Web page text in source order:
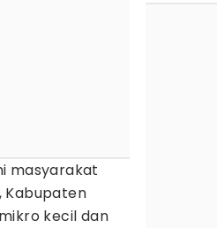
masyarakat
Kabupaten
kecil dan